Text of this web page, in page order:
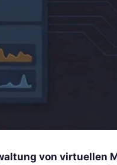
von virtuellen